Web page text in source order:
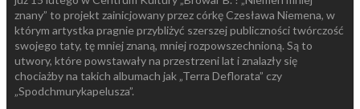
znany” to projekt zainicjowany przez córkę Czesława Niemena, w
którym artystka pragnie przybliżyć szerszej publiczności twórczość
swojego taty, tę mniej znaną, mniej rozpowszechnioną. Są to
utwory, które powstawały na przestrzeni lat i znalazły się
chociażby na takich albumach jak „Terra Deflorata” czy
„Spodchmurykapelusza”.